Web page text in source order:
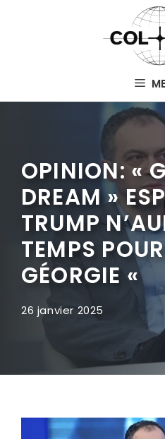
OPINION: «
DREAM »
TRUMP
TEMPS
GÉORGIE «
26 janvier 2025